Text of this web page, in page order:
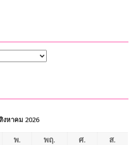
งหาคม 2026
พ. พฤ. ศ.
ส.